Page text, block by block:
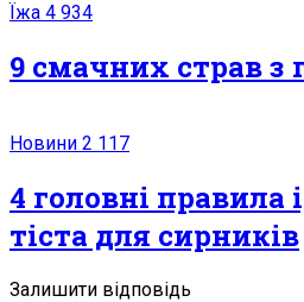
Їжа 4 934
9 смачних страв з
Новини 2 117
4 головні правила
тіста для сирників
Залишити відповідь